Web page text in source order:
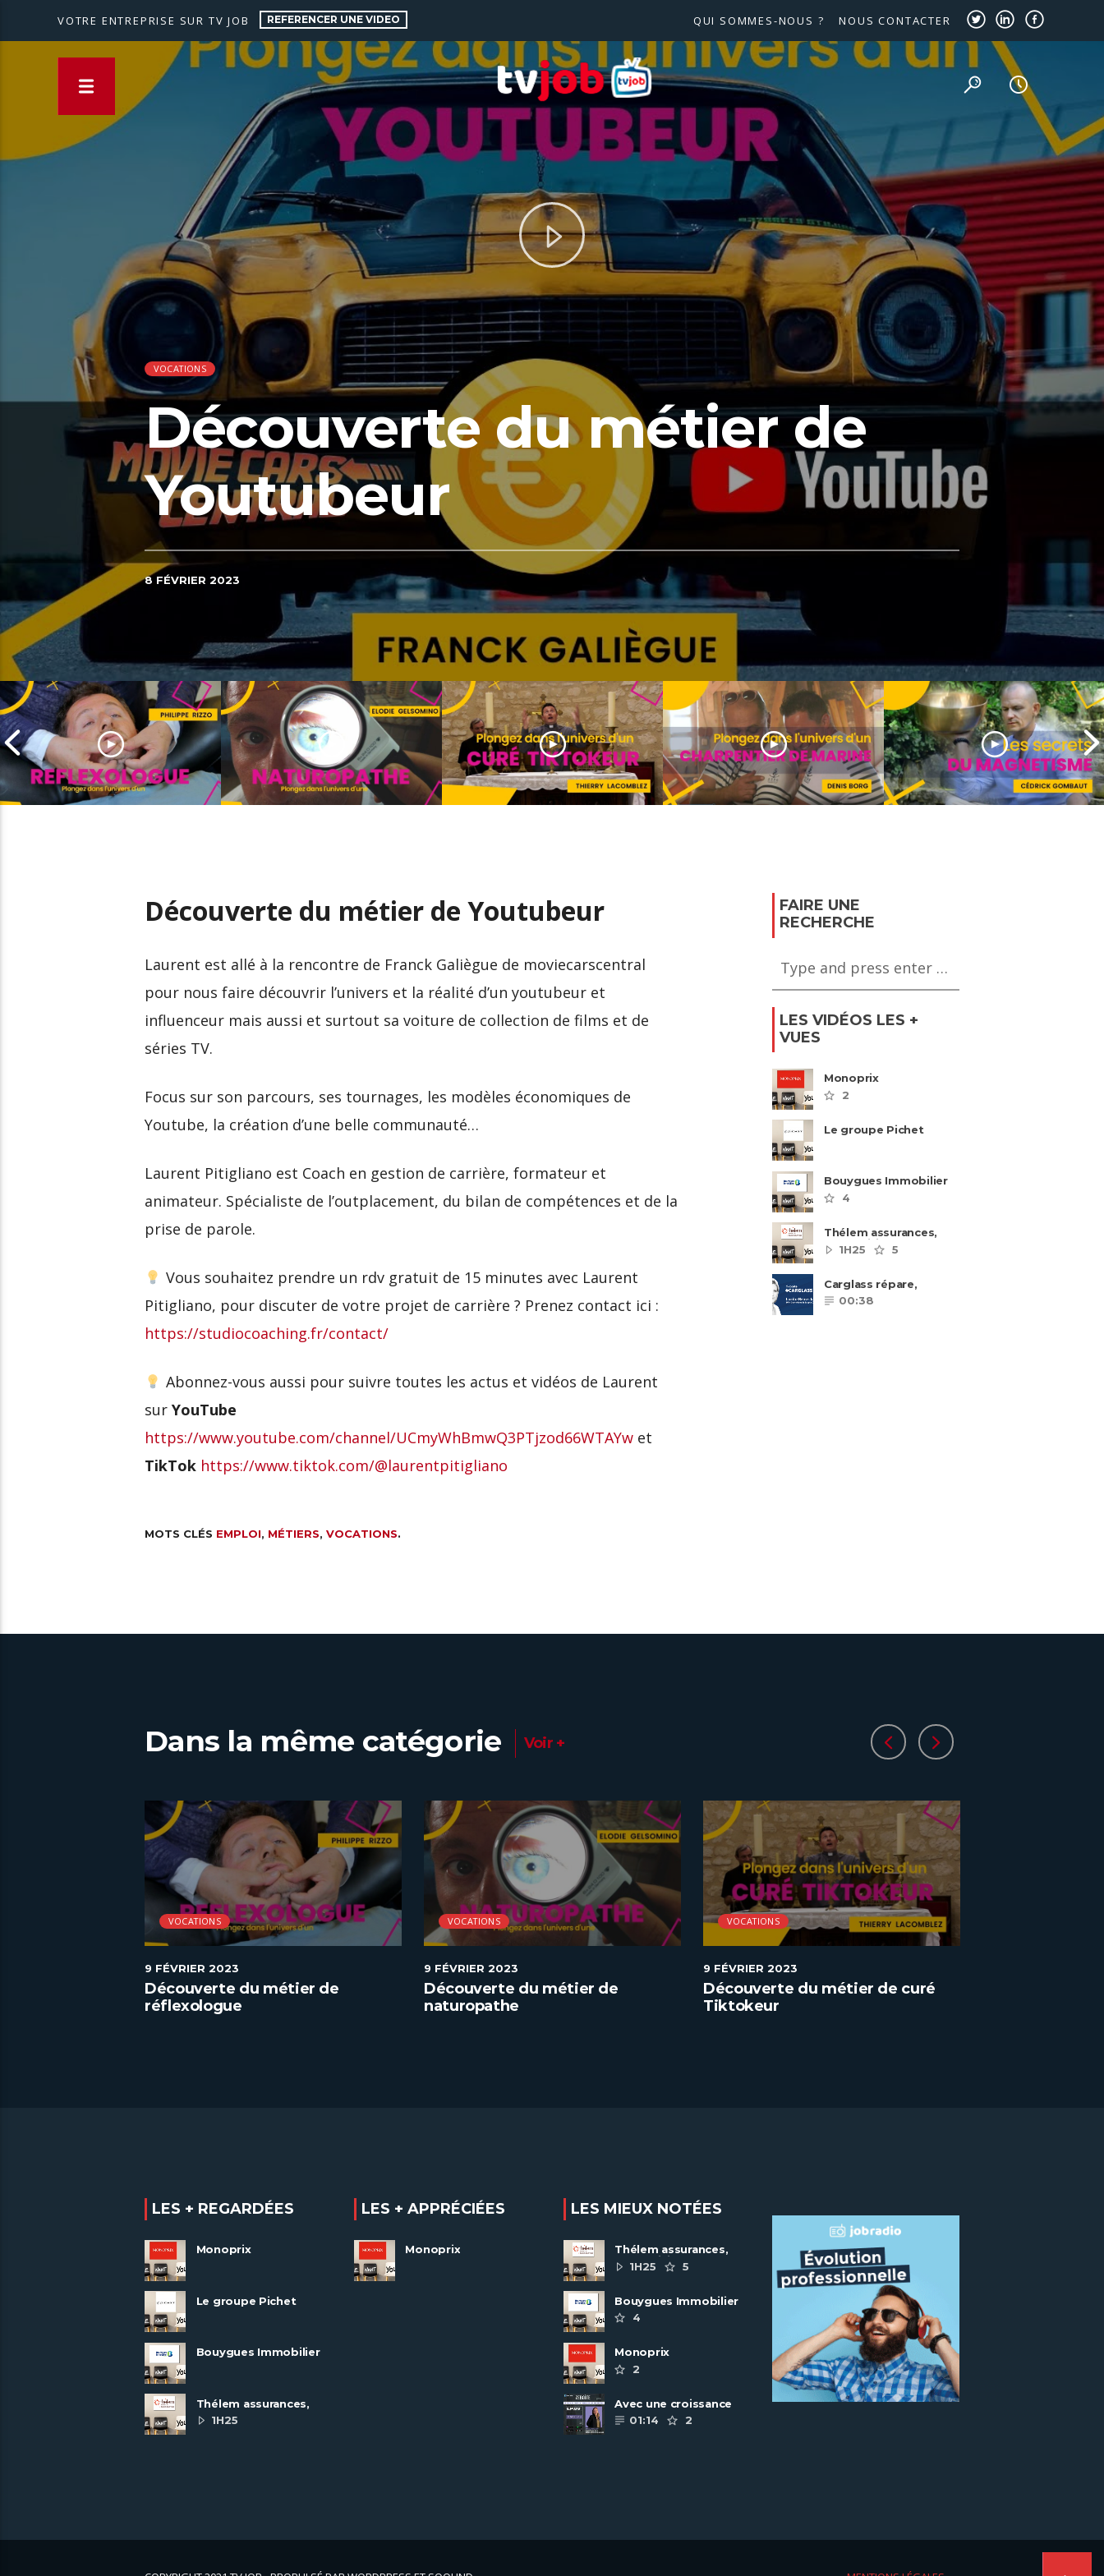
VOTRE ENTREPRISE SUR TV JOB REFERENCER UNE VIDEO NOUS CONTACTER
QUI SOMMES-NOUS ?
VOCATIONS
Découverte du métier de
Youtubeur
8 FÉVRIER 2023
de naturopathe
de curé Tiktokeur
Découverte du métier de Youtubeur
Laurent est allé à la rencontre de Franck Galiègue de moviecarscentral
pour nous faire découvrir l’univers et la réalité d’un youtubeur et
influenceur mais aussi et surtout sa voiture de collection de films et de
séries TV.
Focus sur son parcours, ses tournages, les modèles économiques de
Youtube, la création d’une belle communauté…
Laurent Pitigliano est Coach en gestion de carrière, formateur et
animateur. Spécialiste de l’outplacement, du bilan de compétences et de la
prise de parole.
Vous souhaitez prendre un rdv gratuit de 15 minutes avec Laurent
Pitigliano, pour discuter de votre projet de carrière ? Prenez contact ici :
https://studiocoaching.fr/contact/
Abonnez-vous aussi pour suivre toutes les actus et vidéos de Laurent
sur YouTube
https://www.youtube.com/channel/UCmyWhBmwQ3PTjzod66WTAYw et
TikTok https://www.tiktok.com/@laurentpitigliano
MOTS CLÉS EMPLOI, MÉTIERS, VOCATIONS.
FAIRE UNE
RECHERCHE
LES VIDÉOS LES +
VUES
Monoprix
2
Le groupe Pichet
Bouygues Immobilier
recrute autour de 8
pôles métiers
4
Thélem assurances,
une politique RH
ambitieuse
1H25 5
Carglass répare,
Carglass remplace et
Carglass embauche
00:38
Dans la même catégorie Voir +
VOCATIONS
9 FÉVRIER 2023
Découverte du métier de
réflexologue
VOCATIONS
9 FÉVRIER 2023
Découverte du métier de
naturopathe
VOCATIONS
9 FÉVRIER 2023
Découverte du métier de curé
Tiktokeur
LES + REGARDÉES
Monoprix
Le groupe Pichet
Bouygues Immobilier
Thélem assurances,
une politique RH
ambitieuse
1H25
LES + APPRÉCIÉES
Monoprix
LES MIEUX NOTÉES
Thélem assurances,
une politique RH
ambitieuse
1H25 5
Bouygues Immobilier
recrute autour de 8
pôles métiers
4
Monoprix
2
Avec une croissance
toujours dynamique, le
groupe Scalian
01:14 2